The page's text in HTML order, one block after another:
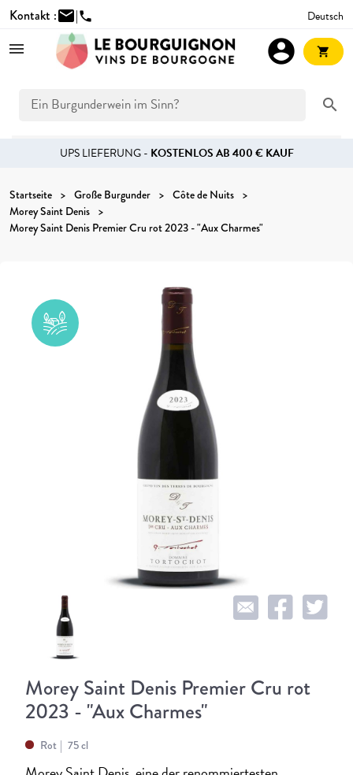
Kontakt :mail|phone Deutsch
search
account_circle shopping_cart
UPS LIEFERUNG - KOSTENLOS AB 400 € KAUF
Startseite Große Burgunder
Côte de Nuits
Morey Saint Denis
Morey Saint Denis Premier Cru rot 2023 - "Aux Charmes"
Morey Saint Denis Premier Cru rot
2023 - "Aux Charmes"
Rot 75 cl